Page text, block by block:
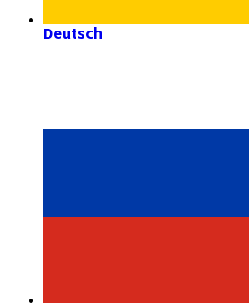
Deutsch